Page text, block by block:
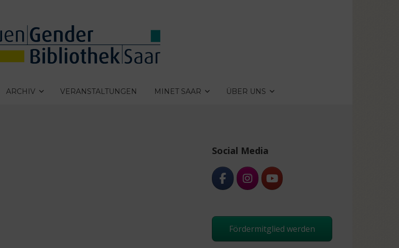
ARCHIV VERANSTALTUNGEN MINET SAAR ÜBER UNS
Social Media
Fördermitglied werden